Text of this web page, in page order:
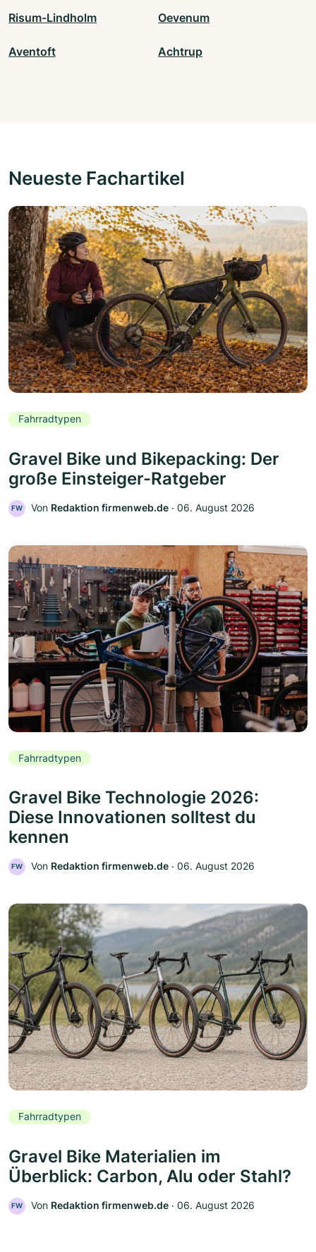
Risum-Lindholm Oevenum
Aventoft Achtrup
Neueste Fachartikel
Fahrradtypen
Gravel Bike und Bikepacking: Der
große Einsteiger-Ratgeber
FW Von Redaktion firmenweb.de ‧ 06. August 2026
Fahrradtypen
Gravel Bike Technologie 2026:
Diese Innovationen solltest du
kennen
FW Von Redaktion firmenweb.de ‧ 06. August 2026
Fahrradtypen
Gravel Bike Materialien im
Überblick: Carbon, Alu oder Stahl?
FW Von Redaktion firmenweb.de ‧ 06. August 2026